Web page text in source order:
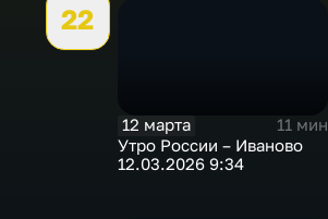
22
12 марта
11 мин
Утро России – Иваново
12.03.2026 9:34